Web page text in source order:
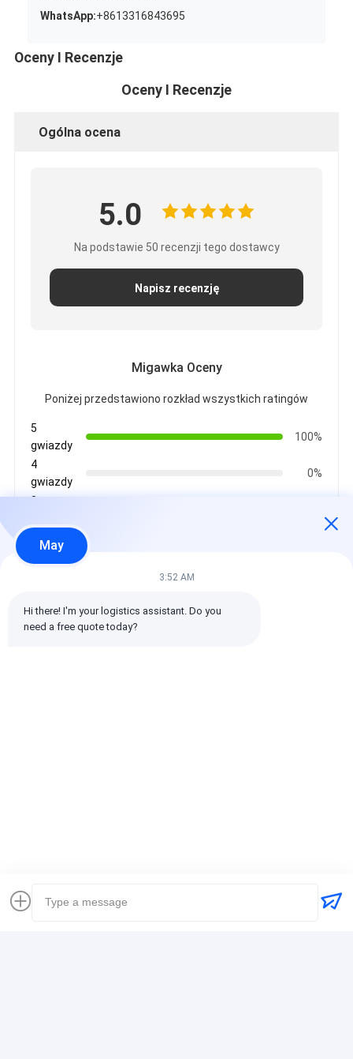
WhatsApp:+8613316843695
Oceny I Recenzje
Oceny I Recenzje
Ogólna ocena
5.0
Na podstawie 50 recenzji tego dostawcy
Napisz recenzję
Migawka Oceny
Poniżej przedstawiono rozkład wszystkich ratingów
5
gwiazdy
100%
4
gwiazdy
0%
3
gwiazdy
May
3:52 AM
Hi there! I'm your logistics assistant. Do you
need a free quote today?